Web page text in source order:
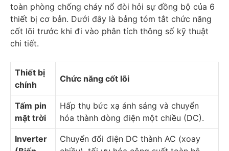
toàn phòng chống cháy nổ đòi hỏi sự đồng bộ của 6
thiết bị cơ bản. Dưới đây là bảng tóm tắt chức năng
cốt lõi trước khi đi vào phân tích thông số kỹ thuật
chi tiết.
Thiết bị
chính
Chức năng cốt lõi
Tấm pin
mặt trời
Hấp thụ bức xạ ánh sáng và chuyển
hóa thành dòng điện một chiều (DC).
Inverter
Chuyển đổi điện DC thành AC (xoay